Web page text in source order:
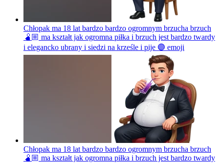
Chłopak ma 18 lat bardzo bardzo ogromnym brzucha brzuch
🫄🏼 ma kształt jak ogromna piłka i brzuch jest bardzo twardy
i elegancko ubrany i siedzi na krześle i pije 🟣 emoji
Chłopak ma 18 lat bardzo bardzo ogromnym brzucha brzuch
🫄🏼 ma kształt jak ogromna piłka i brzuch jest bardzo twardy